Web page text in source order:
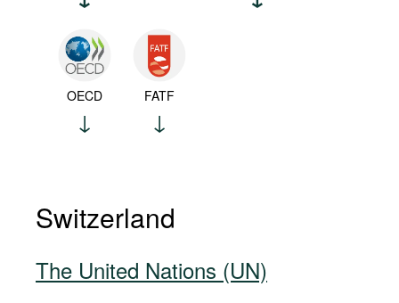
OECD FATF
Switzerland
The United Nations (UN)